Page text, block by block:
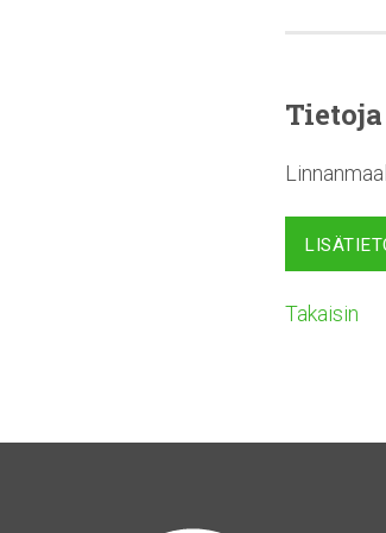
Takaisin